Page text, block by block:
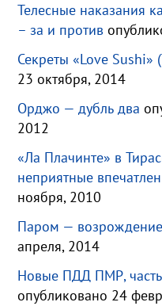
Телесные наказания
– за и против
Секреты «Love Sushi»
23 октября, 2014
Орджо — дубль два
2012
«Ла Плачинте» в
неприятные
ноября, 2010
Паром —
апреля, 2014
Новые ПДД ПМР, часть
опубликовано 24